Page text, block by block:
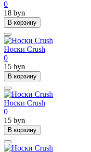
0
18 byn
В корзину
Носки Crush
0
15 byn
В корзину
Носки Crush
0
15 byn
В корзину